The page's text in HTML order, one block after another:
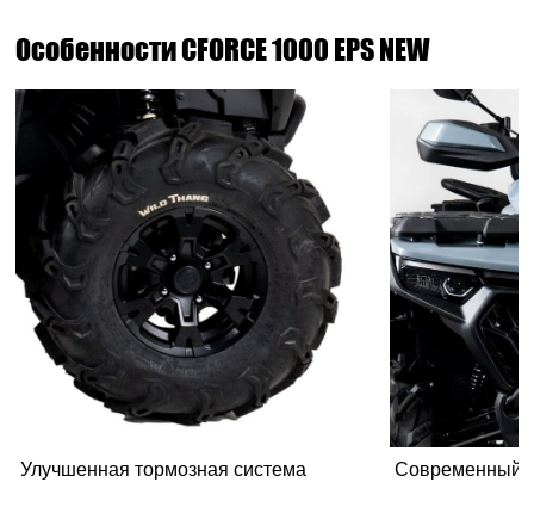
Особенности CFORCE 1000 EPS NEW
Улучшенная тормозная система Современный